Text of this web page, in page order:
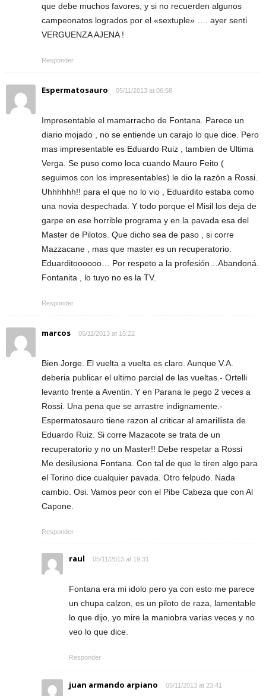
que debe muchos favores, y si no recuerden algunos
campeonatos logrados por el «sextuple» …. ayer senti
VERGUENZA AJENA !
Responder
Espermatosauro 05/11/2013 at 06:58
Impresentable el mamarracho de Fontana. Parece un
diario mojado , no se entiende un carajo lo que dice. Pero
mas impresentable es Eduardo Ruiz , tambien de Ultima
Verga. Se puso como loca cuando Mauro Feito (
seguimos con los impresentables) le dio la razón a Rossi.
Uhhhhhh!! para el que no lo vio , Eduardito estaba como
una novia despechada. Y todo porque el Misil los deja de
garpe en ese horrible programa y en la pavada esa del
Master de Pilotos. Que dicho sea de paso , si corre
Mazzacane , mas que master es un recuperatorio.
Eduarditoooooo… Por respeto a la profesión…Abandoná.
Fontanita , lo tuyo no es la TV.
Responder
marcos 05/11/2013 at 15:22
Bien Jorge. El vuelta a vuelta es claro. Aunque V.A.
deberia publicar el ultimo parcial de las vueltas.- Ortelli
levanto frente a Aventin. Y en Parana le pego 2 veces a
Rossi. Una pena que se arrastre indignamente.-
Espermatosauro tiene razon al criticar al amarillista de
Eduardo Ruiz. Si corre Mazacote se trata de un
recuperatorio y no un Master!! Debe respetar a Rossi
Me desilusiona Fontana. Con tal de que le tiren algo para
el Torino dice cualquier pavada. Otro felpudo. Nada
cambio. Osi. Vamos peor con el Pibe Cabeza que con Al
Capone.
Responder
raul 05/11/2013 at 19:31
Fontana era mi idolo pero ya con esto me parece
un chupa calzon, es un piloto de raza, lamentable
lo que dijo, yo mire la maniobra varias veces y no
veo lo que dice.
Responder
juan armando arpiano 05/11/2013 at 23:41